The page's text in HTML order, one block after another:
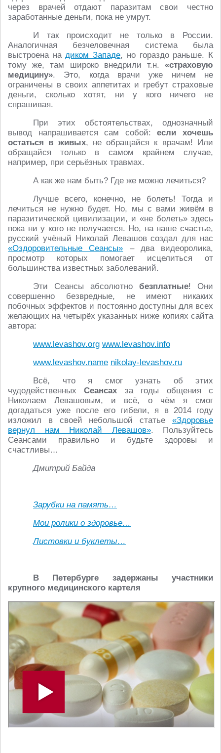
через врачей отдают паразитам свои честно
заработанные деньги, пока не умрут.
И так происходит не только в России.
Аналогичная безчеловечная система была
выстроена надиком Западе, но гораздо раньше. К
тому же, там широко внедрили т.н. «страховую
медицину». Это, когда врачи уже ничем не
ограничены в своих аппетитах и гребут страховые
деньги, сколько хотят, ни у кого ничего не
спрашивая.
При этих обстоятельствах, однозначный
вывод напрашивается сам собой:если хочешь
остаться в живых, не обращайся к врачам! Или
обращайся только в самом крайнем случае,
например, при серьёзных травмах.
А как же нам быть? Где же можно лечиться?
Лучше всего, конечно, не болеть! Тогда и
лечиться не нужно будет. Но, мы с вами живём в
паразитической цивилизации, и «не болеть» здесь
пока ни у кого не получается. Но, на наше счастье,
русский учёный Николай Левашов создал для нас
«Оздоровительные Сеансы» – два видеоролика,
просмотр которых помогает исцелиться от
большинства известных заболеваний.
Эти Сеансы абсолютно безплатные! Они
совершенно безвредные, не имеют никаких
побочных эффектов и постоянно доступны для всех
желающих на четырёх указанных ниже копиях сайта
автора:
www.levashov.org www.levashov.info
www.levashov.name nikolay-levashov.ru
Всё, что я смог узнать об этих
чудодейственныхСеансах за годы общения с
Николаем Левашовым, и всё, о чём я смог
догадаться уже после его гибели, я в 2014 году
изложил в своей небольшой статье «Здоровье
вернул нам Николай Левашов». Пользуйтесь
Сеансами правильно и будьте здоровы и
счастливы…
Дмитрий Байда
Зарубки на память…
Мои ролики о здоровье…
Листовки и буклеты…
В Петербурге задержаны участники
крупного медицинского картеля